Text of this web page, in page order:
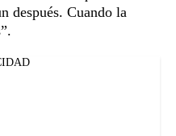
después. Cuando la